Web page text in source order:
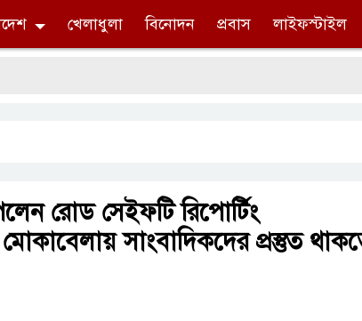
খেলাধুলা বিনোদন প্রবাস লাইফস্টাইল
রোড সেইফটি রিপোর্টিং
মোকাবেলায় সাংবাদিকদের প্রস্তুত